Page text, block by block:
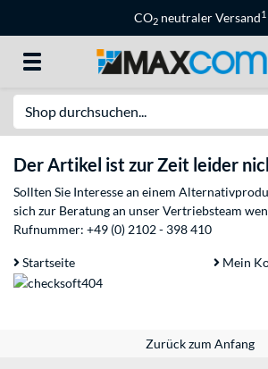
CO2 neutraler Versand1
Der Artikel ist zur Zeit leider
Sollten Sie Interesse an einem
sich zur Beratung an unser Vertriebsteam
Rufnummer: +49 (0) 2102 - 398 410
Startseite Mein
Zurück zum Anfang